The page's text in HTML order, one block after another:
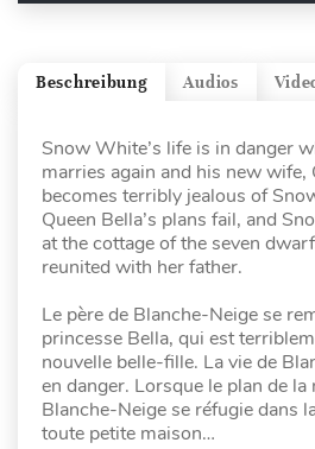
Audios
Beschreibung
Snow White’s life is in danger
marries again and his new wife,
becomes terribly jealous of
Queen Bella’s plans fail, and
at the cottage of the seven
reunited with her father.
Le père de Blanche-Neige se
princesse Bella, qui est
nouvelle belle-fille. La vie de
en danger. Lorsque le plan de la
Blanche-Neige se réfugie dans
toute petite maison…